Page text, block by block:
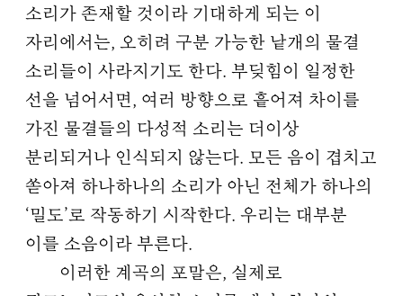
소리가 존재할 것이라 기대하게 되는 이
자리에서는, 오히려 구분 가능한 낱개의 물결
소리들이 사라지기도 한다. 부딪힘이 일정한
선을 넘어서면, 여러 방향으로 흩어져 차이를
가진 물결들의 다성적 소리는 더이상
분리되거나 인식되지 않는다. 모든 음이 겹치고
쏟아져 하나하나의 소리가 아닌 전체가 하나의
‘밀도’로 작동하기 시작한다. 우리는 대부분
이를 소음이라 부른다.
이러한 계곡의 포말은, 실제로